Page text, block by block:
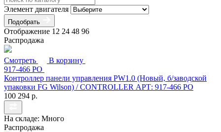
Элемент двигателя
Подобрать
Отображение 12 24 48 96
Распродажа
Смотреть
В корзину
917-466 РО
Контроллер панели управления PW1.0 (Новый, б/заводской
упаковки FG Wilson) / CONTROLLER АРТ: 917-466 РО
100 294 р.
На складе: Много
Распродажа